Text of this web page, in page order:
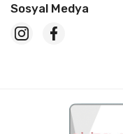
Sosyal Medya